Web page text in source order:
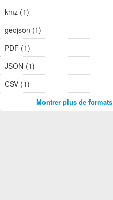
kmz (1)
geojson (1)
PDF (1)
JSON (1)
CSV (1)
Montrer plus de formats